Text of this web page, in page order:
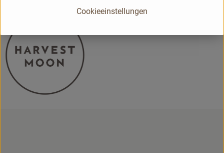
Cookieeinstellungen